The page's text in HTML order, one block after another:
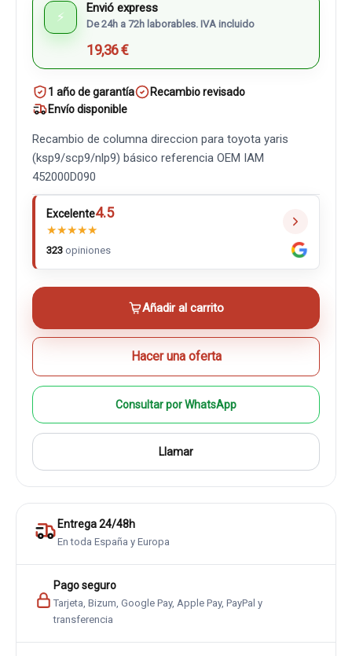
⚡
Envió express
De 24h a 72h laborables. IVA incluido
19,36 €
1 año de garantía
Recambio revisado
Envío disponible
Recambio de columna direccion para toyota yaris
(ksp9/scp9/nlp9) básico referencia OEM IAM
452000D090
Excelente4.5
★★★★★
323 opiniones
Añadir al carrito
Hacer una oferta
Consultar por WhatsApp
Llamar
Entrega 24/48h
En toda España y Europa
Pago seguro
Tarjeta, Bizum, Google Pay, Apple Pay, PayPal y
transferencia